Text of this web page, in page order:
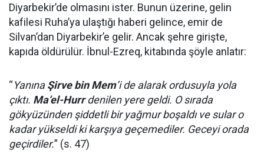
Diyarbekir’de olmasını ister. Bunun üzerine, gelin
kafilesi Ruha’ya ulaştığı haberi gelince, emir de
Silvan’dan Diyarbekir’e gelir. Ancak şehre girişte,
kapıda öldürülür. İbnul-Ezreq, kitabında şöyle anlatır:
“YanınaŞirve bin Mem’i de alarak ordusuyla yola
çıktı. Ma’el-Hurrdenilen yere geldi. O sırada
gökyüzünden şiddetli bir yağmur boşaldı ve sular o
kadar yükseldi ki karşıya geçemediler. Geceyi orada
geçirdiler.” (s. 47)